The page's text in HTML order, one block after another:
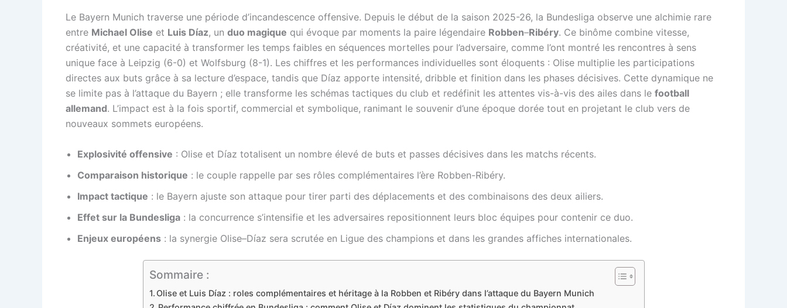
Le Bayern Munich traverse une période d’incandescence offensive. Depuis le début de la saison 2025-26, la Bundesliga observe une alchimie rare
entre Michael Olise et Luis Díaz, un duo magique qui évoque par moments la paire légendaire Robben–Ribéry. Ce binôme combine vitesse,
créativité, et une capacité à transformer les temps faibles en séquences mortelles pour l’adversaire, comme l’ont montré les rencontres à sens
unique face à Leipzig (6-0) et Wolfsburg (8-1). Les chiffres et les performances individuelles sont éloquents : Olise multiplie les participations
directes aux buts grâce à sa lecture d’espace, tandis que Díaz apporte intensité, dribble et finition dans les phases décisives. Cette dynamique ne
se limite pas à l’attaque du Bayern ; elle transforme les schémas tactiques du club et redéfinit les attentes vis-à-vis des ailes dans le football
allemand. L’impact est à la fois sportif, commercial et symbolique, ranimant le souvenir d’une époque dorée tout en projetant le club vers de
nouveaux sommets européens.
Explosivité offensive : Olise et Díaz totalisent un nombre élevé de buts et passes décisives dans les matchs récents.
Comparaison historique : le couple rappelle par ses rôles complémentaires l’ère Robben-Ribéry.
Impact tactique : le Bayern ajuste son attaque pour tirer parti des déplacements et des combinaisons des deux ailiers.
Effet sur la Bundesliga : la concurrence s’intensifie et les adversaires repositionnent leurs bloc équipes pour contenir ce duo.
Enjeux européens : la synergie Olise–Díaz sera scrutée en Ligue des champions et dans les grandes affiches internationales.
Sommaire :
Olise et Luis Díaz : roles complémentaires et héritage à la Robben et Ribéry dans l’attaque du Bayern Munich